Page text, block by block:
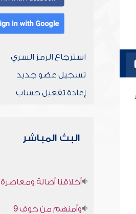
استرجاع الرمز السري
تسجيل عضو جديد
إعادة تفعيل حساب
البث المباشر
أخلاقنا أصالة ومعاصرة
وأمنهم من خوف 9